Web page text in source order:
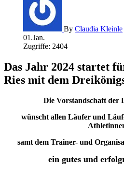
By Claudia Kleinle
01.Jan.
Zugriffe: 2404
Das Jahr 2024 startet
Ries mit dem
Die Vorstandschaft der
wünscht allen Läufer und
samt dem Trainer- und
ein gutes und